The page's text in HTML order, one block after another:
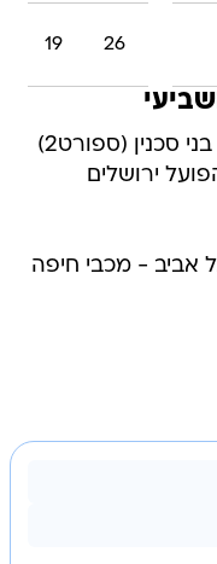
26
19
- הפועל ירושלים